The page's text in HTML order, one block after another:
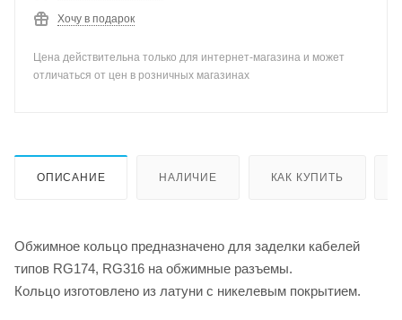
Хочу в подарок
Цена действительна только для интернет-магазина и может
отличаться от цен в розничных магазинах
ОПИСАНИЕ НАЛИЧИЕ КАК КУПИТЬ
Обжимное кольцо предназначено для заделки кабелей
типов RG174, RG316 на обжимные разъемы.
Кольцо изготовлено из латуни с никелевым покрытием.